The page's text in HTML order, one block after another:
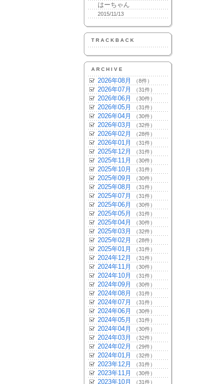
はーちゃん
2015/11/13
TRACKBACK
ARCHIVE
2026年08月 （8件）
2026年07月 （31件）
2026年06月 （30件）
2026年05月 （31件）
2026年04月 （30件）
2026年03月 （32件）
2026年02月 （28件）
2026年01月 （31件）
2025年12月 （31件）
2025年11月 （30件）
2025年10月 （31件）
2025年09月 （30件）
2025年08月 （31件）
2025年07月 （31件）
2025年06月 （30件）
2025年05月 （31件）
2025年04月 （30件）
2025年03月 （32件）
2025年02月 （28件）
2025年01月 （31件）
2024年12月 （31件）
2024年11月 （30件）
2024年10月 （31件）
2024年09月 （30件）
2024年08月 （31件）
2024年07月 （31件）
2024年06月 （30件）
2024年05月 （31件）
2024年04月 （30件）
2024年03月 （32件）
2024年02月 （29件）
2024年01月 （32件）
2023年12月 （31件）
2023年11月 （30件）
2023年10月 （31件）